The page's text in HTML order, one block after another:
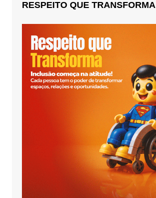
RESPEITO QUE TRANSFORMA